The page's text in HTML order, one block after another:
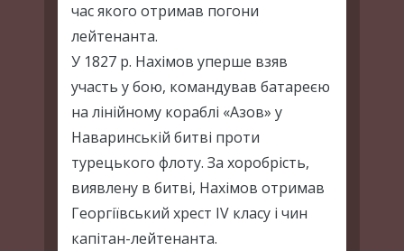
час якого отримав погони
лейтенанта.
У 1827 р. Нахімов уперше взяв
участь у бою, командував батареєю
на лінійному кораблі «Азов» у
Наваринській битві проти
турецького флоту. За хоробрість,
виявлену в битві, Нахімов отримав
Георгіївський хрест IV класу і чин
капітан-лейтенанта.